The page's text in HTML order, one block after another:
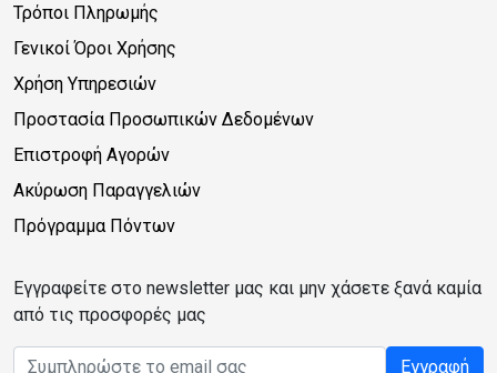
Τρόποι Πληρωμής
Γενικοί Όροι Χρήσης
Χρήση Υπηρεσιών
Προστασία Προσωπικών Δεδομένων
Επιστροφή Αγορών
Ακύρωση Παραγγελιών
Πρόγραμμα Πόντων
Εγγραφείτε στο newsletter μας και μην χάσετε ξανά καμία
από τις προσφορές μας
Email address Εγγραφή